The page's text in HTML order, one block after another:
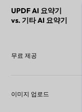
UPDF AI 요약기
vs. 기타 AI 요약기
무료 제공
이미지 업로드